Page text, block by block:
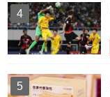
4
5